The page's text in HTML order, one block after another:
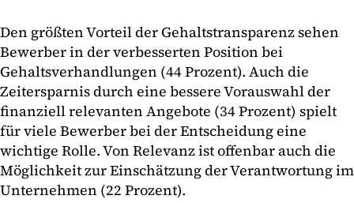
Den größten Vorteil der Gehaltstransparenz sehen
Bewerber in der verbesserten Position bei
Gehaltsverhandlungen (44 Prozent). Auch die
Zeitersparnis durch eine bessere Vorauswahl der
finanziell relevanten Angebote (34 Prozent) spielt
für viele Bewerber bei der Entscheidung eine
wichtige Rolle. Von Relevanz ist offenbar auch die
Möglichkeit zur Einschätzung der Verantwortung im
Unternehmen (22 Prozent).